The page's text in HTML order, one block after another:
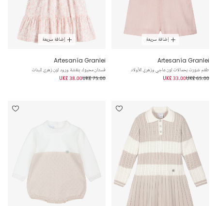
إضافة سريعة
Artesanía Granlei
طقم شورت بحمالات لون عاجي وزهري للأولاد
UK£ 65.00
UK£ 33.00
إضافة سريعة
Artesanía Granlei
فستان محبوك بنقشة ورود لون زهري للبنات
UK£ 75.00
UK£ 38.00